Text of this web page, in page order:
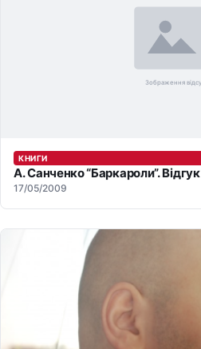
КНИГИ
А. Санченко “Баркароли”.
17/05/2009